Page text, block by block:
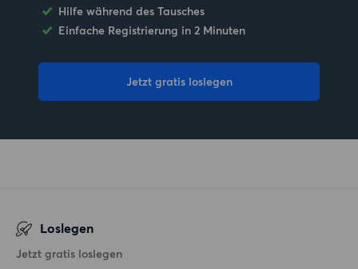
Hilfe während des Tausches
Einfache Registrierung in 2 Minuten
Jetzt gratis loslegen
Loslegen
Jetzt gratis loslegen